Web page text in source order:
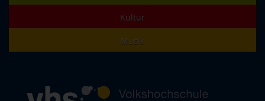
Kultur
Musik